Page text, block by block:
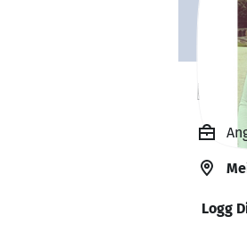
Logg